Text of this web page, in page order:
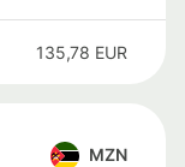
135,78 EUR
MZN